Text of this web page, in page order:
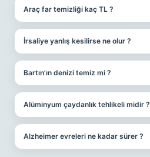
Araç far temizliği kaç TL ?
İrsaliye yanlış kesilirse ne olur ?
Bartın’ın denizi temiz mi ?
Alüminyum çaydanlık tehlikeli midir ?
Alzheimer evreleri ne kadar sürer ?